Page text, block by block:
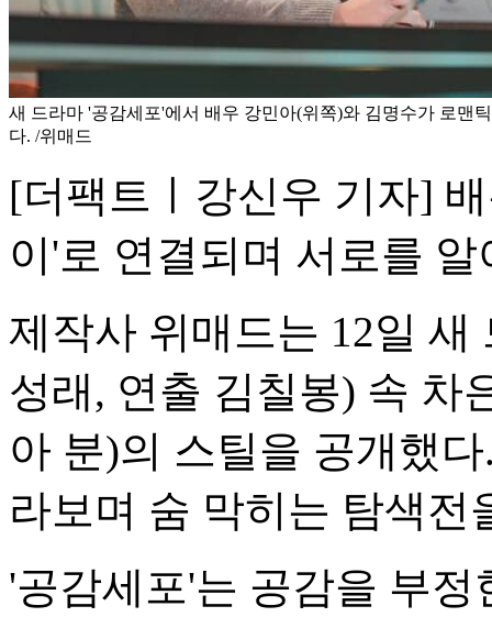
새 드라마 '공감세포'에서 배우 강민아(위쪽)와 김명수가 로맨
다. /위매드
[더팩트ㅣ강신우 기자]
이'로 연결되며 서로를 알
제작사 위매드는 12일 새
성래, 연출 김칠봉) 속 차
아 분)의 스틸을 공개했
라보며 숨 막히는 탐색전
'공감세포'는 공감을 부